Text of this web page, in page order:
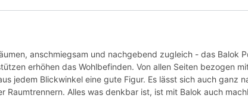
anschmiegsam und nachgebend zugleich - das Balok
erhöhen das Wohlbefinden. Von allen Seiten bezogen
jedem Blickwinkel eine gute Figur. Es lässt sich auch ganz
Raumtrennern. Alles was denkbar ist, ist mit Balok auch